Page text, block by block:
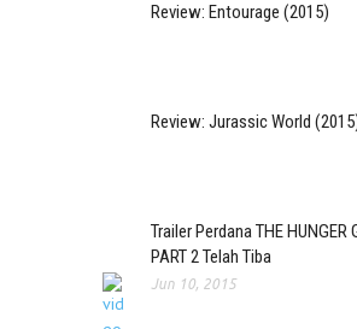
Review: Entourage (2015)
Review: Jurassic World
Trailer Perdana THE HUNGER
PART 2 Telah Tiba
Jun 10, 2015